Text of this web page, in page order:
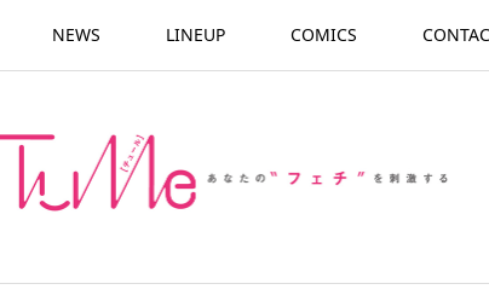
NEWS LINEUP COMICS